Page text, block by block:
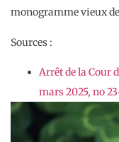
monogramme vieux
Sources :
Arrêt de la Cour
mars 2025, no